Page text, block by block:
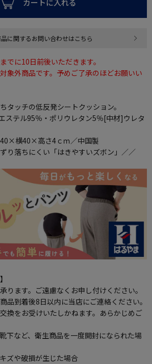
品に関するお問い合わせはこちら
でに10日前後いただきます。
象外商品です。予めご了承のほどお願いい
タッチの低反発シートクッション。
ステル95％・ポリウレタン5％[中材]ウレタ
40×横40×高さ4ｃｍ／中国製
り落ちにくい「はきやすいズボン」／／
ります。ご遠慮なくお申し付けください。
品到着後8日以内に当店にご連絡ください。
換をお受けいたしかねます。あらかじめご
など、衛生商品を一度開封になられた場
ズや破損が生じた場合